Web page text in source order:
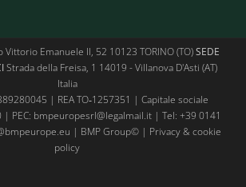
Vittorio Emanuele II, 52 10123 TORINO (TO)SEDE
Strada della Freisa, 1 14019 - Villanova D'Asti (AT)
Italia
| REA TO‑1257351 | Capitale sociale
| PEC: bmpeuropesrl@legalmail.it | Tel: +39 0141
| BMP Group© | Privacy & cookie
policy